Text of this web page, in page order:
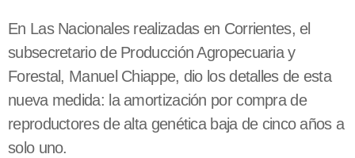
En Las Nacionales realizadas en Corrientes, el
subsecretario de Producción Agropecuaria y
Forestal, Manuel Chiappe, dio los detalles de esta
nueva medida: la amortización por compra de
reproductores de alta genética baja de cinco años a
solo uno.